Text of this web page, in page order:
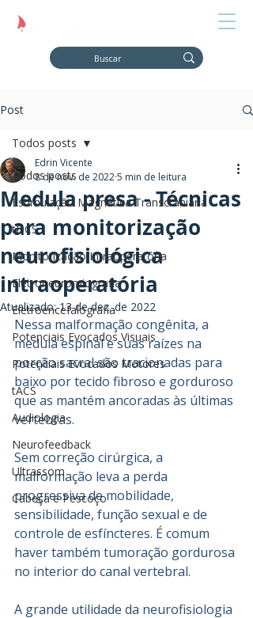
Post
Todos posts
Estimulação Magnética Transcraniana
tDCS
Monitorização Intraoperatória
Eletroneuromiografia
Eletroencefalografia
Potenciais Evocados Visuais
Potenciais Evocados Motores
tACS
Audiologia
Neurofeedback
Ultrassom
Cabeça e Pescoço
Todos posts
Medula presa - Técnicas
para monitorização
neurofisiológica
intraoperatória
Edrin Vicente
8 de nov. de 20225 min de leitura
Atualizado:13 de dez. de 2022
Nessa malformação congênita, a
medula espinal e suas raízes na
porção sacral são tracionadas para
baixo por tecido fibroso e gorduroso
que as mantém ancoradas às últimas
vertebras.
Sem correção cirúrgica, a
malformação leva a perda
progressiva de mobilidade,
sensibilidade, função sexual e de
controle de esfíncteres. É comum
haver também tumoração gordurosa
no interior do canal vertebral.
A grande utilidade da neurofisiologia